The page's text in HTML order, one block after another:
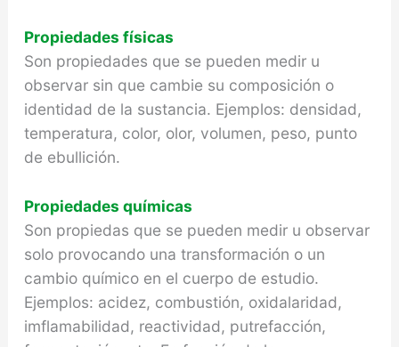
Propiedades físicas
Son propiedades que se pue­den medir u
observar sin que cambie su compo­sición o
identidad de la sustancia. Ejemplos: den­sidad,
temperatura, color, olor, volumen, peso, punto
de ebullición.
Propiedades químicas
Son propiedas que se pueden medir u observar
solo provocando una transformación o un
cambio químico en el cuerpo de estudio.
Ejemplos: aci­dez, combustión, oxidalaridad,
imflamabilidad, reactividad, putrefacción,